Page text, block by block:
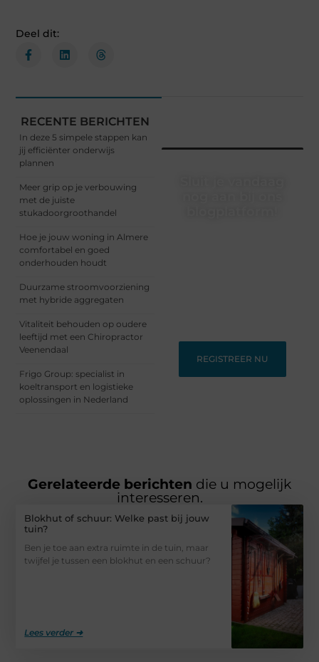
Deel dit:
RECENTE BERICHTEN
In deze 5 simpele stappen kan
jij efficiënter onderwijs
plannen
Meer grip op je verbouwing
met de juiste
stukadoorgroothandel
Hoe je jouw woning in Almere
comfortabel en goed
onderhouden houdt
Duurzame stroomvoorziening
met hybride aggregaten
Vitaliteit behouden op oudere
leeftijd met een Chiropractor
Veenendaal
Frigo Group: specialist in
koeltransport en logistieke
oplossingen in Nederland
REGISTREER NU
Gerelateerde berichten die u mogelijk
interesseren.
Blokhut of schuur: Welke past bij jouw
tuin?
Ben je toe aan extra ruimte in de tuin, maar
twijfel je tussen een blokhut en een schuur?
Lees verder ➜